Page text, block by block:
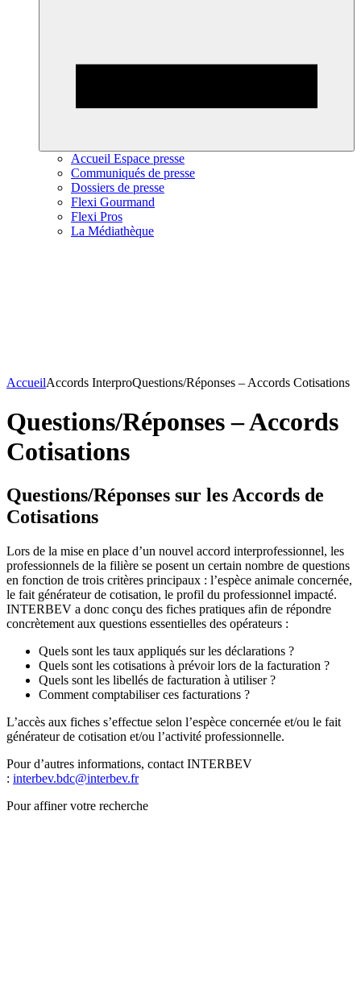
Accueil Espace presse
Communiqués de presse
Dossiers de presse
Flexi Gourmand
Flexi Pros
La Médiathèque
AccueilAccords InterproQuestions/Réponses – Accords Cotisations
Questions/Réponses – Accords
Cotisations
Questions/Réponses sur les Accords de
Cotisations
Lors de la mise en place d’un nouvel accord interprofessionnel, les
professionnels de la filière se posent un certain nombre de questions
en fonction de trois critères principaux : l’espèce animale concernée,
le fait générateur de cotisation, le profil du professionnel impacté.
INTERBEV a donc conçu des fiches pratiques afin de répondre
concrètement aux questions essentielles des opérateurs :
Quels sont les taux appliqués sur les déclarations ?
Quels sont les cotisations à prévoir lors de la facturation ?
Quels sont les libellés de facturation à utiliser ?
Comment comptabiliser ces facturations ?
L’accès aux fiches s’effectue selon l’espèce concernée et/ou le fait
générateur de cotisation et/ou l’activité professionnelle.
Pour d’autres informations, contact INTERBEV
: interbev.bdc@interbev.fr
Pour affiner votre recherche